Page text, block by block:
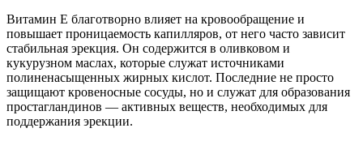
Витамин Е благотворно влияет на кровообращение и
повышает проницаемость капилляров, от него часто зависит
стабильная эрекция. Он содержится в оливковом и
кукурузном маслах, которые служат источниками
полиненасыщенных жирных кислот. Последние не просто
защищают кровеносные сосуды, но и служат для образования
простагландинов — активных веществ, необходимых для
поддержания эрекции.